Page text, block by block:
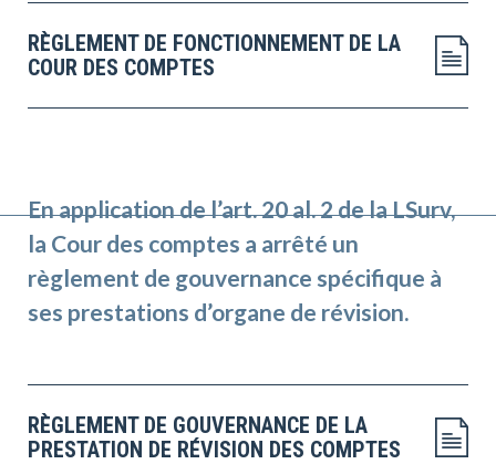
RÈGLEMENT DE FONCTIONNEMENT DE LA
COUR DES COMPTES
En application de l’art. 20 al. 2 de la LSurv,
la Cour des comptes a arrêté un
règlement de gouvernance spécifique à
ses prestations d’organe de révision.
RÈGLEMENT DE GOUVERNANCE DE LA
PRESTATION DE RÉVISION DES COMPTES